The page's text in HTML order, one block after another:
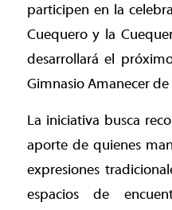
participen en la
Cuequero y la
desarrollará el
Gimnasio Amanecer de
La iniciativa busca
aporte de quienes
expresiones
espacios de